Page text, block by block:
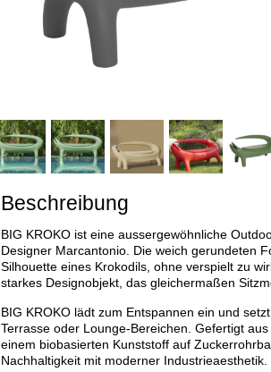
Beschreibung
BIG KROKO ist eine aussergewöhnliche
Designer Marcantonio. Die weich gerundeten
Silhouette eines Krokodils, ohne verspielt zu
starkes Designobjekt, das gleichermaßen
BIG KROKO lädt zum Entspannen ein und
Terrasse oder Lounge-Bereichen. Gefertigt
einem biobasierten Kunststoff auf
Nachhaltigkeit mit moderner Industrieaesthetik.